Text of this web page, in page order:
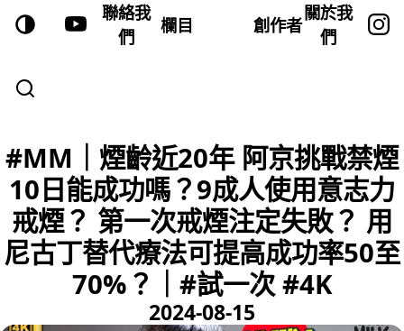
聯絡我
們
欄目 創作者
關於我
們
#MM｜煙齡近20年 阿京挑戰禁煙
10日能成功嗎？9成人使用意志力
戒煙？ 第一次戒煙注定失敗？ 用
尼古丁替代療法可提高成功率50至
70%？｜#試一次 #4K
2024-08-15